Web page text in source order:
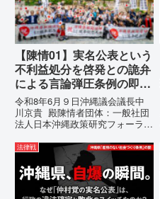
【陳情01】実名公表という
不利益処分を啓発との詭弁
による言論弾圧条例の即時
運用停止を求める陳情
令和8年6月９日沖縄議会議長中
川京貴 殿陳情者団体：一般社団
法人日本沖縄政策研究フォーラム
所：沖縄県那覇市電 話：
080- 実名公表という不利益処分
を啓発との詭弁による言論弾圧条
例の即時運用停止を求める陳情
法律戦